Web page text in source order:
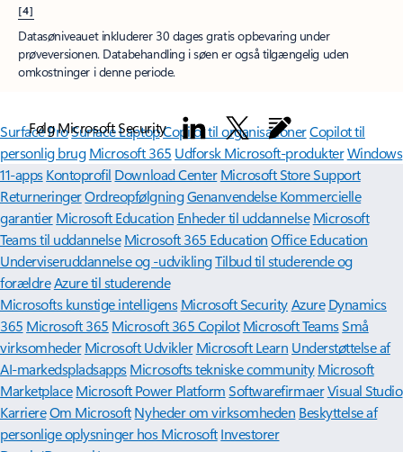
[4]
Datasøniveauet inkluderer 30 dages gratis opbevaring under
prøveversionen. Databehandling i søen er også tilgængelig uden
omkostninger i denne periode.
Følg Microsoft Security
Surface ProSurface LaptopCopilot til organisationerCopilot til
personlig brug Microsoft 365 Udforsk Microsoft-produkterWindows
11-apps Kontoprofil Download Center Microsoft Store Support
ReturneringerOrdreopfølgningGenanvendelseKommercielle
garantier Microsoft Education Enheder til uddannelse Microsoft
Teams til uddannelse Microsoft 365 Education Office Education
Underviseruddannelse og -udviklingTilbud til studerende og
forældreAzure til studerende
Microsofts kunstige intelligens Microsoft SecurityAzure Dynamics
365 Microsoft 365 Microsoft 365 Copilot Microsoft TeamsSmå
virksomheder Microsoft Udvikler Microsoft Learn Understøttelse af
AI-markedspladsappsMicrosofts tekniske community Microsoft
Marketplace Microsoft Power Platform SoftwarefirmaerVisual Studio
KarriereOm MicrosoftNyheder om virksomheden Beskyttelse af
personlige oplysninger hos Microsoft Investorer